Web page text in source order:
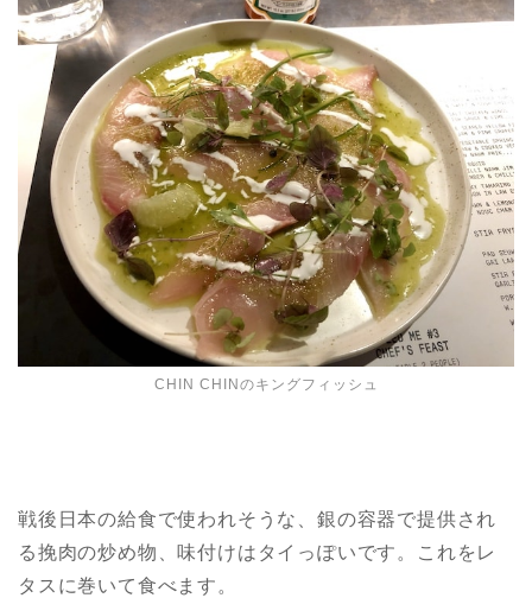
CHIN CHINのキングフィッシュ
戦後日本の給食で使われそうな、銀の容器で提供され
る挽肉の炒め物、味付けはタイっぽいです。これをレ
タスに巻いて食べます。